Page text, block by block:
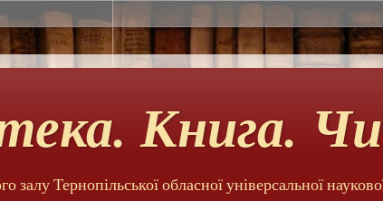
Книга.
залу Тернопільської обласної універсальної